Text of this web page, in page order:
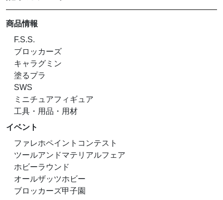
商品情報
F.S.S.
ブロッカーズ
キャラグミン
塗るプラ
SWS
ミニチュアフィギュア
工具・用品・用材
イベント
ファレホペイントコンテスト
ツールアンドマテリアルフェア
ホビーラウンド
オールザッツホビー
ブロッカーズ甲子園